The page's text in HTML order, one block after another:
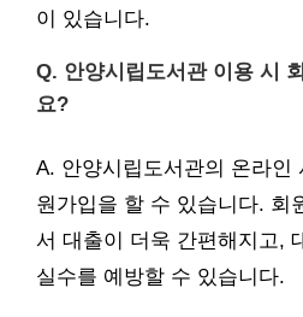
이 있습니다.
Q. 안양시립도서관 이용 시
요?
A. 안양시립도서관의 온라인
원가입을 할 수 있습니다. 회
서 대출이 더욱 간편해지고,
실수를 예방할 수 있습니다.